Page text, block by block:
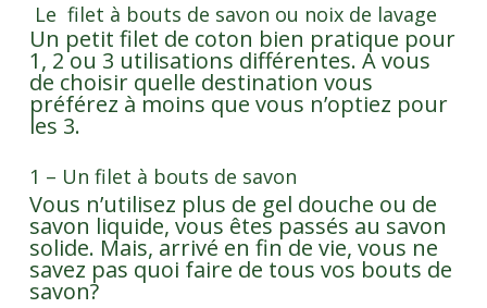
Le filet à bouts de savon ou noix de lavage
Un petit filet de coton bien pratique pour
1, 2 ou 3 utilisations différentes. A vous
de choisir quelle destination vous
préférez à moins que vous n’optiez pour
les 3.
1 – Un filet à bouts de savon
Vous n’utilisez plus de gel douche ou de
savon liquide, vous êtes passés au savon
solide. Mais, arrivé en fin de vie, vous ne
savez pas quoi faire de tous vos bouts de
savon?